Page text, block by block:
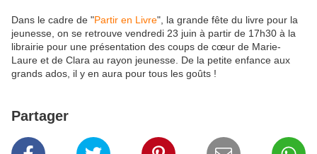
Dans le cadre de "Partir en Livre", la grande fête du livre pour la
jeunesse , on se retrouve vendredi 23 juin à partir de 17h30 à la
librairie pour une présentation des coups de cœur de Marie-
Laure et de Clara au rayon jeunesse. De la petite enfance aux
grands ados, il y en aura pour tous les goûts !
Partager